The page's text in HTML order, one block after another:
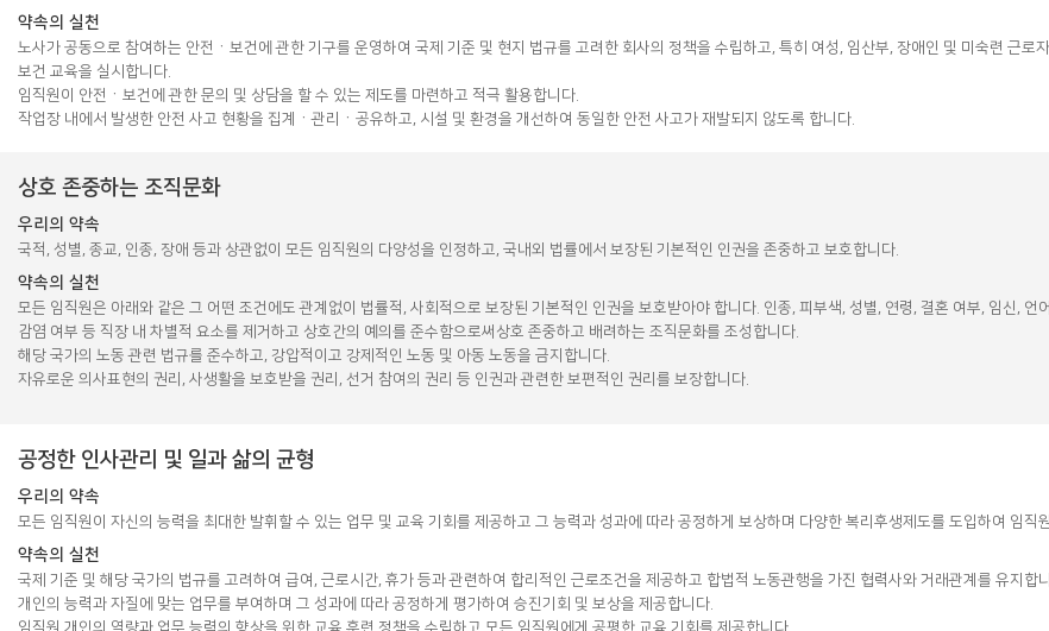
협력사
사회
약속의 실천
노사가 공동으로 참여하는 안전ㆍ보건에 관한 기구를 운영하여 국제 기준 및 현지 법규를 고려한 회사의 정책을 수립하고, 특히 여성, 임산부, 장애인 및 미숙련 근로
보건 교육을 실시합니다.
임직원이 안전ㆍ보건에 관한 문의 및 상담을 할 수 있는 제도를 마련하고 적극 활용합니다.
작업장 내에서 발생한 안전 사고 현황을 집계ㆍ관리ㆍ공유하고, 시설 및 환경을 개선하여 동일한 안전 사고가 재발되지 않도록 합니다.
상호 존중하는 조직문화
우리의 약속
국적, 성별, 종교, 인종, 장애 등과 상관없이 모든 임직원의 다양성을 인정하고, 국내외 법률에서 보장된 기본적인 인권을 존중하고 보호합니다.
약속의 실천
모든 임직원은 아래와 같은 그 어떤 조건에도 관계없이 법률적, 사회적으로 보장된 기본적인 인권을 보호받아야 합니다. 인종, 피부색, 성별, 연령, 결혼 여부, 임신,
감염 여부 등 직장 내 차별적 요소를 제거하고 상호간의 예의를 준수함으로써상호 존중하고 배려하는 조직문화를 조성합니다.
해당 국가의 노동 관련 법규를 준수하고, 강압적이고 강제적인 노동 및 아동 노동을 금지합니다.
자유로운 의사표현의 권리, 사생활을 보호받을 권리, 선거 참여의 권리 등 인권과 관련한 보편적인 권리를 보장합니다.
공정한 인사관리 및 일과 삶의 균형
우리의 약속
모든 임직원이 자신의 능력을 최대한 발휘할 수 있는 업무 및 교육 기회를 제공하고 그 능력과 성과에 따라 공정하게 보상하며 다양한 복리후생제도를 도입하여 임직
약속의 실천
국제 기준 및 해당 국가의 법규를 고려하여 급여, 근로시간, 휴가 등과 관련하여 합리적인 근로조건을 제공하고 합법적 노동관행을 가진 협력사와 거래관계를 유지합
개인의 능력과 자질에 맞는 업무를 부여하며 그 성과에 따라 공정하게 평가하여 승진기회 및 보상을 제공합니다.